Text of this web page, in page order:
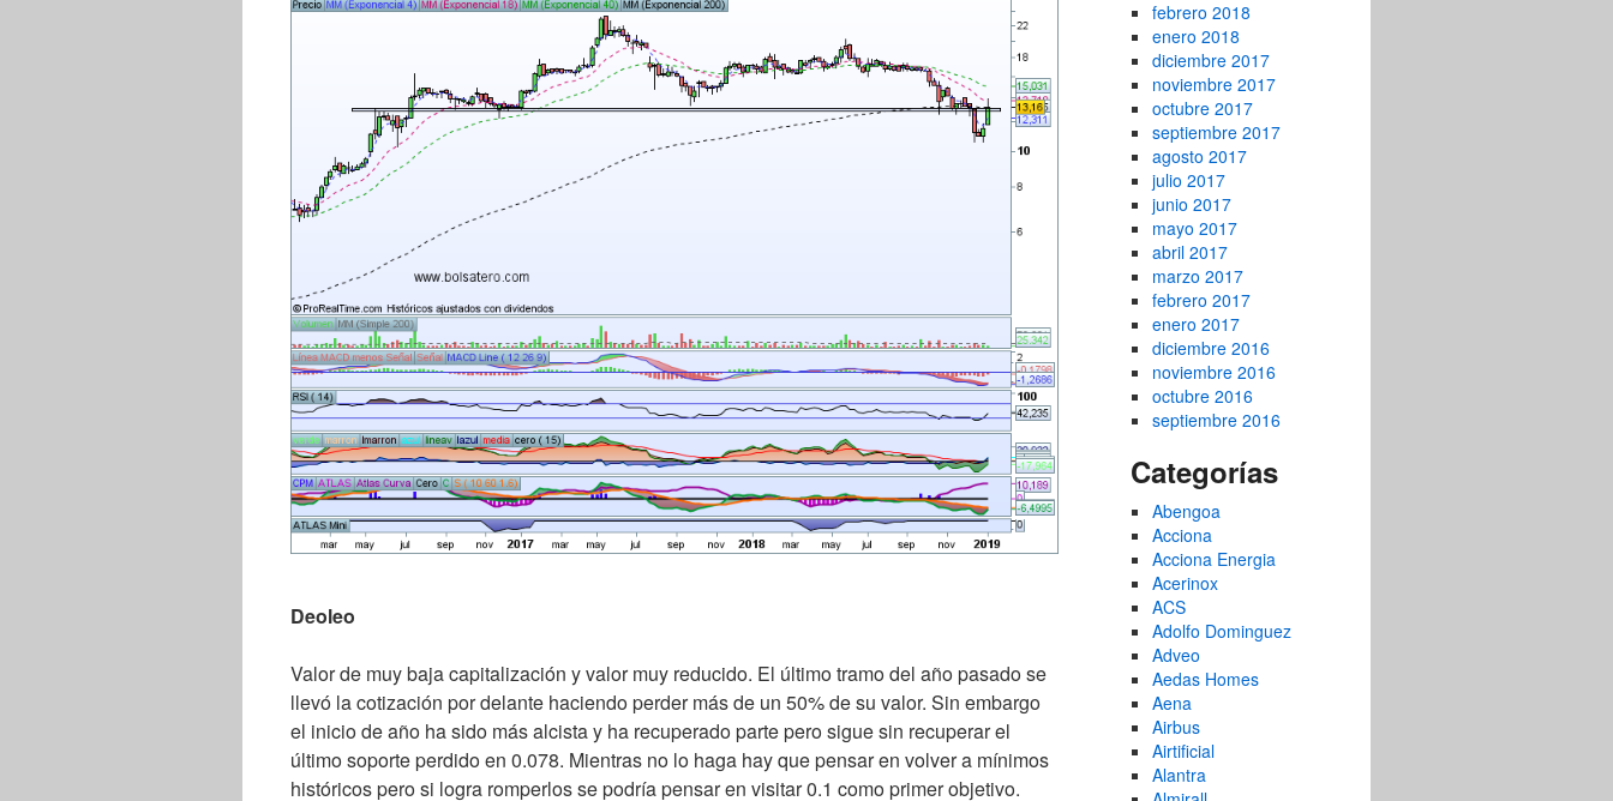
Deoleo
Valor de muy baja capitalización y valor muy reducido. El último tramo del año pasado se
llevó la cotización por delante haciendo perder más de un 50% de su valor. Sin embargo
el inicio de año ha sido más alcista y ha recuperado parte pero sigue sin recuperar el
último soporte perdido en 0.078. Mientras no lo haga hay que pensar en volver a mínimos
históricos pero si logra romperlos se podría pensar en visitar 0.1 como primer objetivo.
febrero 2018
enero 2018
diciembre 2017
noviembre 2017
octubre 2017
septiembre 2017
agosto 2017
julio 2017
junio 2017
mayo 2017
abril 2017
marzo 2017
febrero 2017
enero 2017
diciembre 2016
noviembre 2016
octubre 2016
septiembre 2016
Categorías
Abengoa
Acciona
Acciona Energia
Acerinox
ACS
Adolfo Dominguez
Adveo
Aedas Homes
Aena
Airbus
Airtificial
Alantra